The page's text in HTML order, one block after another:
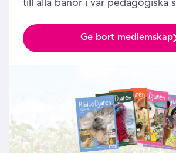
till alla banor i vår pedagogiska
Ge bort medlemskap